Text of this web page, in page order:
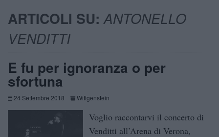
ARTICOLI SU:ANTONELLO
VENDITTI
E fu per ignoranza o per
sfortuna
24 Settembre 2018 Wittgenstein
Voglio raccontarvi il concerto di
Venditti all’Arena di Verona,